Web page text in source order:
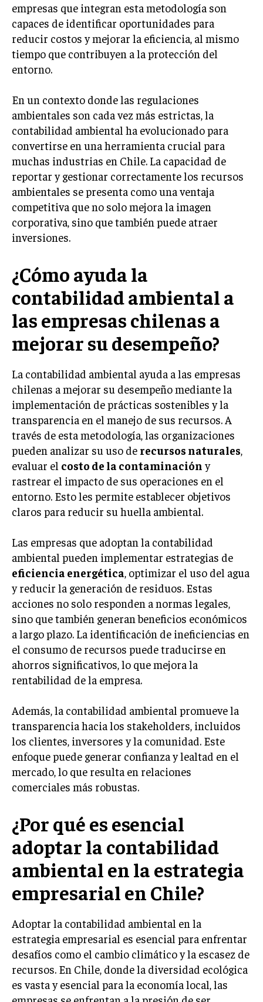
ECONOMÍA EMPRESARIAL
INTERNACIONAL
NEGOCIOS INTERNACIONALES
COMERCIO INTERNACIONAL
EXPANSIÓN GLOBAL
IMPORTACIÓN Y EXPORTACIÓN
ALIANZAS ESTRATÉGICAS
SOSTENIBILIDAD Y MEDIO AMBIENTE
GESTIÓN DE LA INNOVACIÓN TECNOLÓGICA
TRANSFORMACIÓN DIGITAL
CIBERSEGURIDAD EMPRESARIAL
EMPRESAS FAMILIARES Y SUCESIÓN
GESTIÓN DEL RIESGO EMPRESARIAL
DERECHO EMPRESARIAL Y REGULACIONES
ÉXITO EMPRESARIAL Y CASOS DE ESTUDIO
GOBIERNO CORPORATIVO
NEGOCIOS
ESTRATEGIAS DE NEGOCIOS
MARKETING B2B
MARKETING B2C
MARKETING DE INFLUENCERS
E-COMMERCE
E-COMMERCE Y COMERCIO ELECTRÓNICO
ESTRATEGIAS DE PRICING Y GESTIÓN DE
PRECIOS
GESTIÓN DE CRISIS EMPRESARIALES
EMPRESAS Y STARTUPS TECNOLÓGICAS
MÁS
PROYECTOS
GESTIÓN DE PROYECTOS
GESTIÓN DE OPERACIONES Y CADENA DE
SUMINISTRO
CALIDAD Y MEJORA CONTINUA
TALENTOS
RECURSOS HUMANOS Y GESTIÓN DEL
TALENTO
COMPENSACIÓN Y BENEFICIOS
RECLUTAMIENTO Y SELECCIÓN
DESARROLLO DE PERSONAL
GESTIÓN DEL DESEMPEÑO
CULTURA Y CLIMA ORGANIZACIONAL
empresas que integran esta metodología son
capaces de identificar oportunidades para
reducir costos y mejorar la eficiencia, al mismo
tiempo que contribuyen a la protección del
entorno.
En un contexto donde las regulaciones
ambientales son cada vez más estrictas, la
contabilidad ambiental ha evolucionado para
convertirse en una herramienta crucial para
muchas industrias en Chile. La capacidad de
reportar y gestionar correctamente los recursos
ambientales se presenta como una ventaja
competitiva que no solo mejora la imagen
corporativa, sino que también puede atraer
inversiones.
¿Cómo ayuda la
contabilidad ambiental a
las empresas chilenas a
mejorar su desempeño?
La contabilidad ambiental ayuda a las empresas
chilenas a mejorar su desempeño mediante la
implementación de prácticas sostenibles y la
transparencia en el manejo de sus recursos. A
través de esta metodología, las organizaciones
pueden analizar su uso de recursos naturales,
evaluar el costo de la contaminación y
rastrear el impacto de sus operaciones en el
entorno. Esto les permite establecer objetivos
claros para reducir su huella ambiental.
Las empresas que adoptan la contabilidad
ambiental pueden implementar estrategias de
eficiencia energética, optimizar el uso del agua
y reducir la generación de residuos. Estas
acciones no solo responden a normas legales,
sino que también generan beneficios económicos
a largo plazo. La identificación de ineficiencias en
el consumo de recursos puede traducirse en
ahorros significativos, lo que mejora la
rentabilidad de la empresa.
Además, la contabilidad ambiental promueve la
transparencia hacia los stakeholders, incluidos
los clientes, inversores y la comunidad. Este
enfoque puede generar confianza y lealtad en el
mercado, lo que resulta en relaciones
comerciales más robustas.
¿Por qué es esencial
adoptar la contabilidad
ambiental en la estrategia
empresarial en Chile?
Adoptar la contabilidad ambiental en la
estrategia empresarial es esencial para enfrentar
desafíos como el cambio climático y la escasez de
recursos. En Chile, donde la diversidad ecológica
es vasta y esencial para la economía local, las